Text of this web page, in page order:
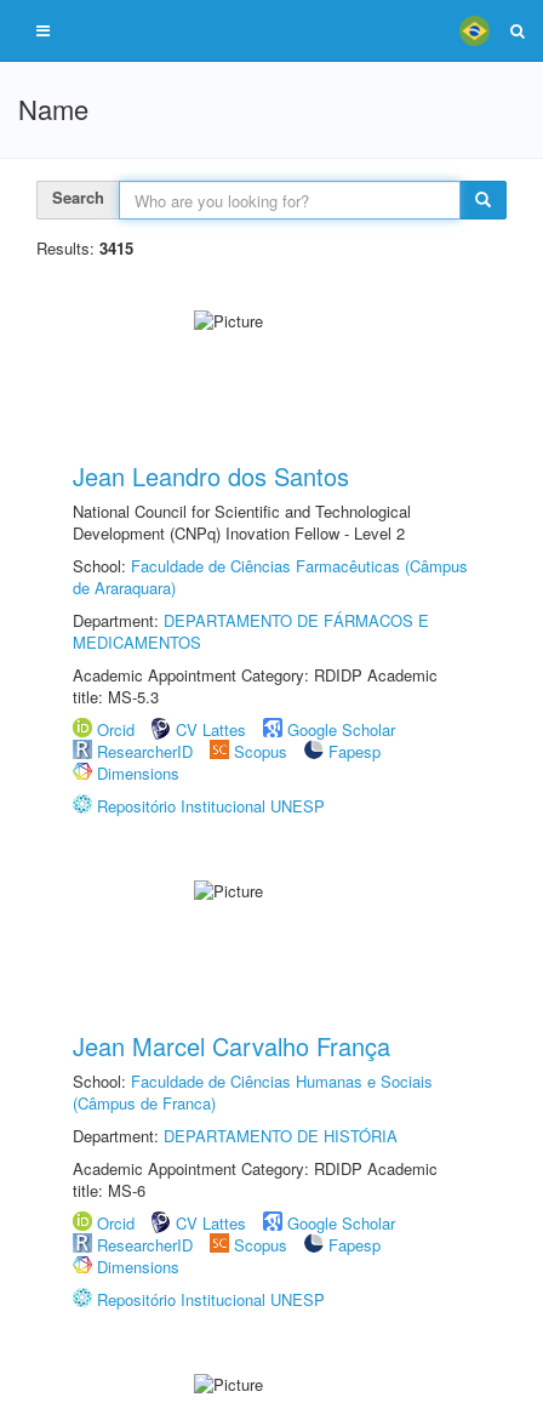
Name
Search
Results: 3415
Jean Leandro dos Santos
National Council for Scientific and Technological
Development (CNPq) Inovation Fellow - Level 2
School: Faculdade de Ciências Farmacêuticas (Câmpus
de Araraquara)
Department: DEPARTAMENTO DE FÁRMACOS E
MEDICAMENTOS
Academic Appointment Category: RDIDP Academic
title: MS-5.3
Orcid
CV Lattes
Google Scholar
ResearcherID
Scopus
Fapesp
Dimensions
Repositório Institucional UNESP
Jean Marcel Carvalho França
School: Faculdade de Ciências Humanas e Sociais
(Câmpus de Franca)
Department: DEPARTAMENTO DE HISTÓRIA
Academic Appointment Category: RDIDP Academic
title: MS-6
Orcid
CV Lattes
Google Scholar
ResearcherID
Scopus
Fapesp
Dimensions
Repositório Institucional UNESP